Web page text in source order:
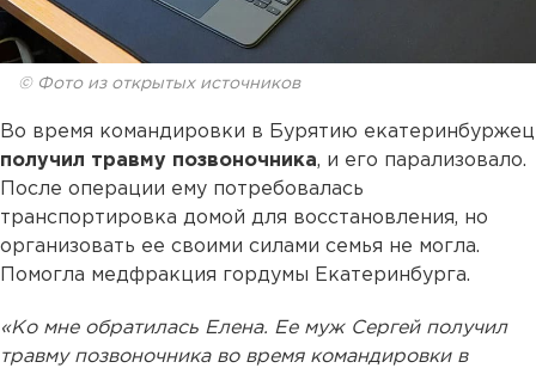
© Фото из открытых источников
Во время командировки в Бурятию екатеринбуржец
получил травму позвоночника, и его парализовало.
После операции ему потребовалась
транспортировка домой для восстановления, но
организовать ее своими силами семья не могла.
Помогла медфракция гордумы Екатеринбурга.
«Ко мне обратилась Елена. Ее муж Сергей получил
травму позвоночника во время командировки в